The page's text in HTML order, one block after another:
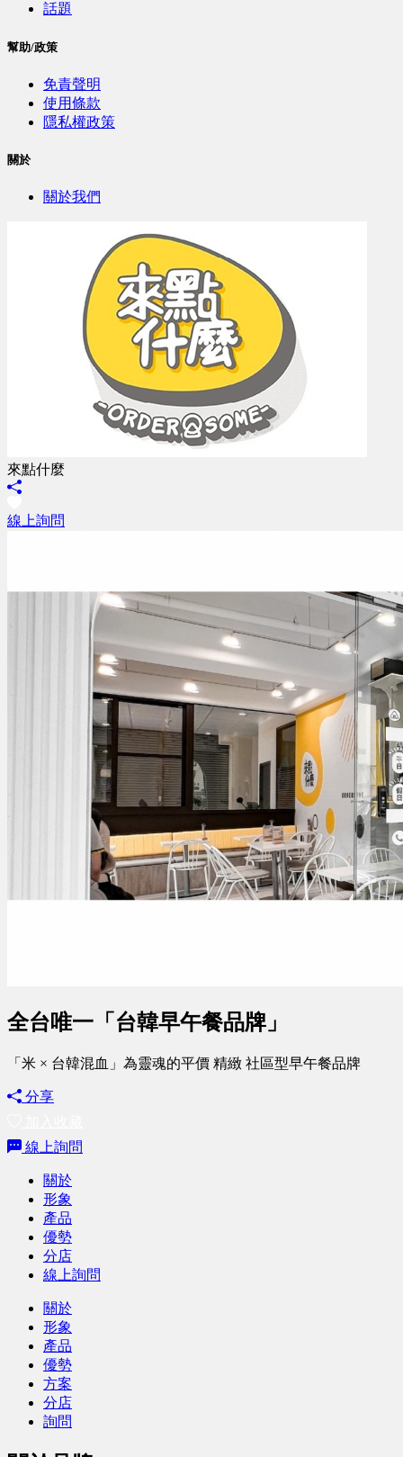
話題
幫助/政策
免責聲明
使用條款
隱私權政策
關於
關於我們
來點什麼
線上詢問
全台唯一「台韓早午餐品牌」
「米 × 台韓混血」為靈魂的平價 精緻 社區型早午餐品牌
分享
線上詢問
關於
形象
產品
優勢
分店
線上詢問
關於
形象
產品
優勢
方案
分店
詢問